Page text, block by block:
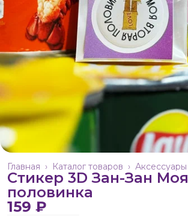
Аксессуары
Каталог товаров ›
Главная ›
Стикер 3D Зан-Зан Моя
половинка
159 ₽